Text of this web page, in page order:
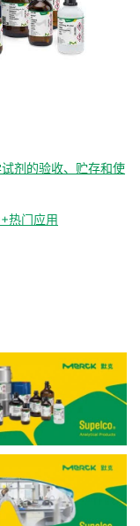
剂的验收、贮存和使
热门应用